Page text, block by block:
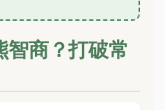
智商？打破常